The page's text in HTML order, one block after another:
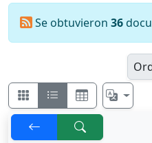
Se obtuvieron 36